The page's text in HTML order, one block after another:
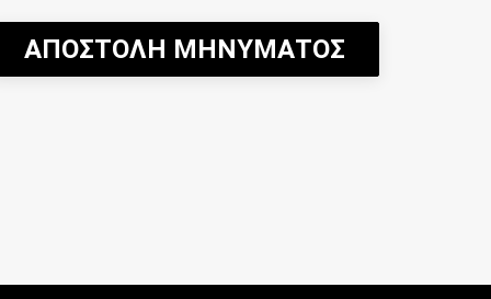
ΑΠΟΣΤΟΛΗ ΜΗΝΥΜΑΤΟΣ